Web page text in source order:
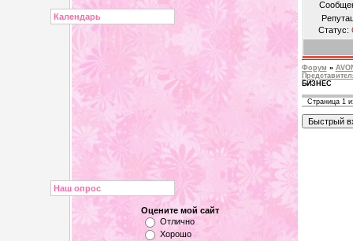
Календарь
Наш опрос
Оцените мой сайт
Отлично
Хорошо
Статус:
Форум »
БИЗНЕС
Страница 1